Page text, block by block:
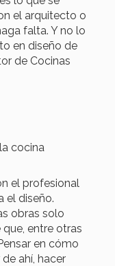
el arquitecto o
falta. Y no lo
en diseño de
de Cocinas
cocina
el profesional
el diseño.
obras solo
entre otras
en cómo
ahí, hacer